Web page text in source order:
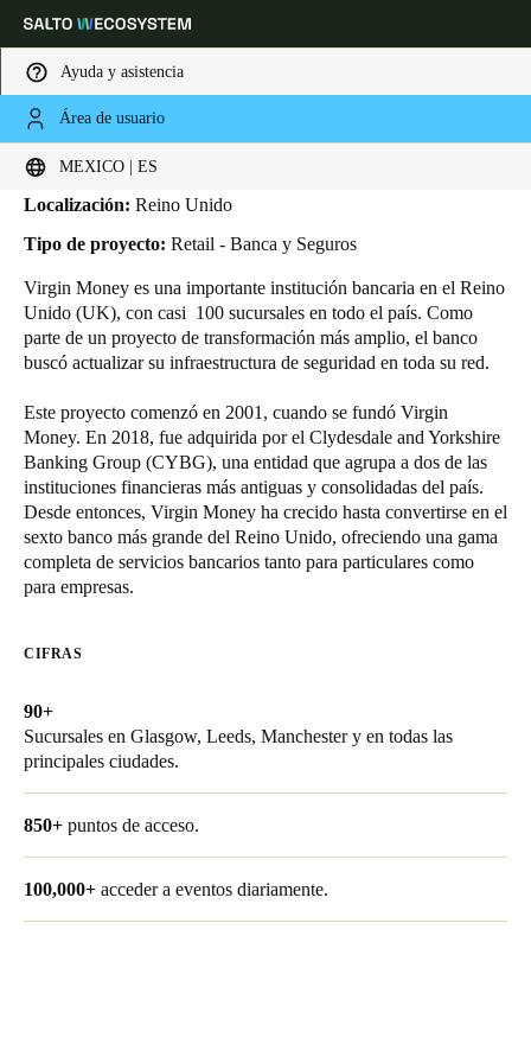
Ayuda y asistencia
Área de usuario
MEXICO | ES
Elija su ubicación y configuración de idioma
Mexico Español
Español
Colombia
Español
Chile
Español
HOME INDUSTRIAS
Virgin Money
Localización: Reino Unido
Tipo de proyecto: Retail - Banca y Seguros
Virgin Money es una importante institución bancaria en el Reino
Unido (UK), con casi 100 sucursales en todo el país. Como
parte de un proyecto de transformación más amplio, el banco
buscó actualizar su infraestructura de seguridad en toda su red.
Este proyecto comenzó en 2001, cuando se fundó Virgin
Money. En 2018, fue adquirida por el Clydesdale and Yorkshire
Banking Group (CYBG), una entidad que agrupa a dos de las
instituciones financieras más antiguas y consolidadas del país.
Desde entonces, Virgin Money ha crecido hasta convertirse en el
sexto banco más grande del Reino Unido, ofreciendo una gama
completa de servicios bancarios tanto para particulares como
para empresas.
CIFRAS
90+
Sucursales en Glasgow, Leeds, Manchester y en todas las
principales ciudades.
850+ puntos de acceso.
100,000+ acceder a eventos diariamente.